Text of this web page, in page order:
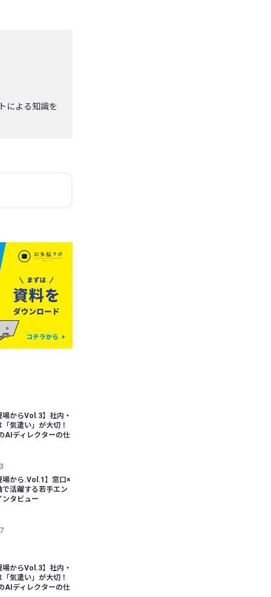
による知識を
場からVol.3】社内・
気遣い」が大切！
AIディレクターの仕
場から.Vol.1】窓口×
で活躍する若手エン
ンタビュー
場からVol.3】社内・
気遣い」が大切！
AIディレクターの仕